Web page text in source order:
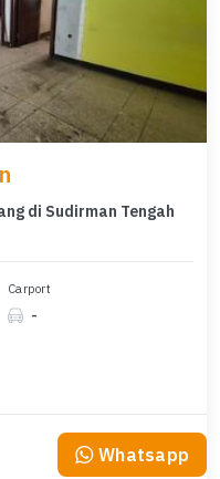
di Sudirman Tengah
Carport
-
Whatsapp